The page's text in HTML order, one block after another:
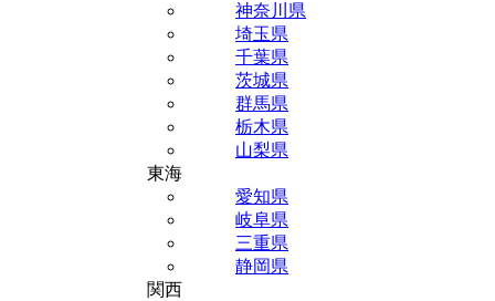
神奈川県
埼玉県
千葉県
茨城県
群馬県
栃木県
山梨県
東海
愛知県
岐阜県
三重県
静岡県
関西